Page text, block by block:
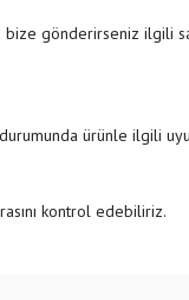
bize gönderirseniz ilgili
ürünle ilgili
kontrol edebiliriz.